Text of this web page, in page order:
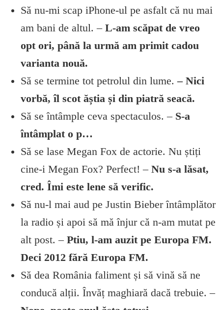
Să nu-mi scap iPhone-ul pe asfalt că nu mai
am bani de altul. –L-am scăpat de vreo
opt ori, până la urmă am primit cadou
varianta nouă.
Să se termine tot petrolul din lume.– Nici
vorbă, îl scot ăștia și din piatră seacă.
Să se întâmple ceva spectaculos. – S-a
întâmplat o p…
Să se lase Megan Fox de actorie. Nu știți
cine-i Megan Fox? Perfect! –Nu s-a lăsat,
cred. Îmi este lene să verific.
Să nu-l mai aud pe Justin Bieber întâmplător
la radio și apoi să mă înjur că n-am mutat pe
alt post. –Ptiu, l-am auzit pe Europa FM.
Deci 2012 fără Europa FM.
Să dea România faliment și să vină să ne
conducă alții. Învăț maghiară dacă trebuie. –